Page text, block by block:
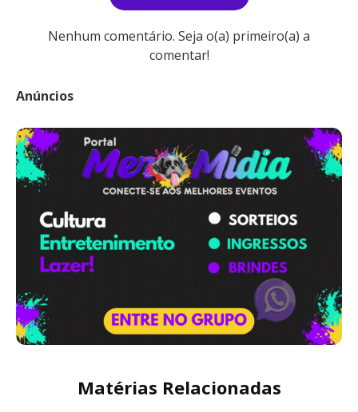
Nenhum comentário. Seja o(a) primeiro(a) a
comentar!
Anúncios
Matérias Relacionadas